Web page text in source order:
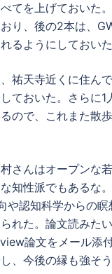
てを上げておいた
り、後の2本は、
るようにしておいた
祐天寺近くに住ん
ておいた。さらに1
ので、これまた散
さんはオープンな
知性派でもあるな。
や認知科学からの
れた。論文読みた
論文をメール添
、今後の縁も強そう